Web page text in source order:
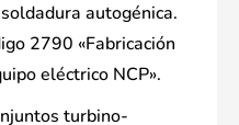
autogénica.
2790 «Fabricación
eléctrico NCP».
turbino-